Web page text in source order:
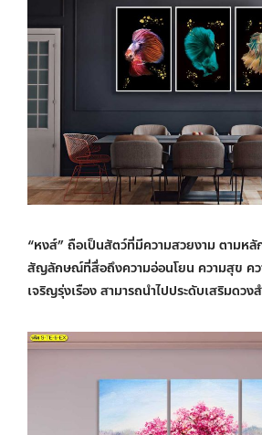
“หงส์” ถือเป็นสัตว์ที่มีความสวยงาม ตามหลั
สัญลักษณ์ที่สื่อถึงความอ่อนโยน ความสุข คว
เจริญรุ่งเรือง สามารถนำไปประดับเสริมดว